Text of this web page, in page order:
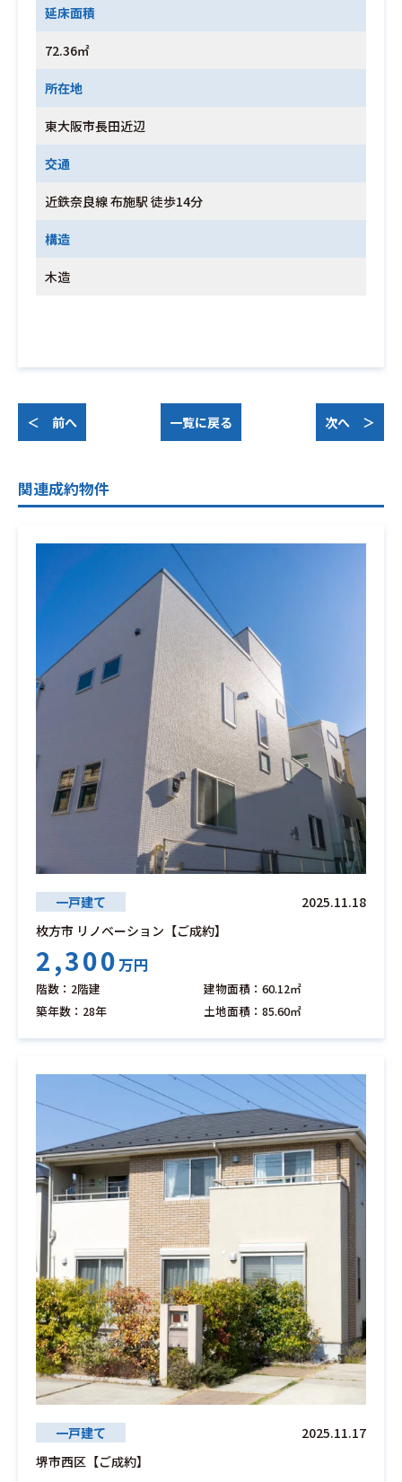
延床面積
72.36㎡
所在地
東大阪市長田近辺
交通
近鉄奈良線 布施駅 徒歩14分
構造
木造
＜ 前へ 一覧に戻る 次へ ＞
関連成約物件
一戸建て
2025.11.18
枚方市 リノベーション【ご成約】
2,300万円
階数：2階建
建物面積：60.12㎡
築年数：28年
土地面積：85.60㎡
一戸建て
2025.11.17
堺市西区【ご成約】